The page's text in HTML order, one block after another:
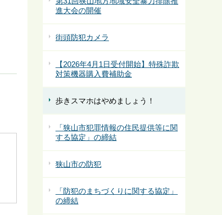
進大会の開催
街頭防犯カメラ
【2026年4月1日受付開始】特殊詐欺
対策機器購入費補助金
歩きスマホはやめましょう！
「狭山市犯罪情報の住民提供等に関
する協定」の締結
狭山市の防犯
「防犯のまちづくりに関する協定」
の締結